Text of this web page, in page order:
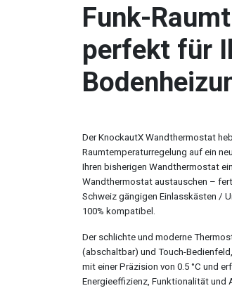
Funk-
perfekt für
Der KnockautX Wandthermostat
Raumtemperaturregelung auf ein
Ihren bisherigen Wandthermostat
Wandthermostat austauschen –
Schweiz gängigen Einlasskästen /
100% kompatibel.
Der schlichte und moderne
(abschaltbar) und Touch-
mit einer Präzision von 0.5 °C und
Energieeffizienz, Funktionalität und